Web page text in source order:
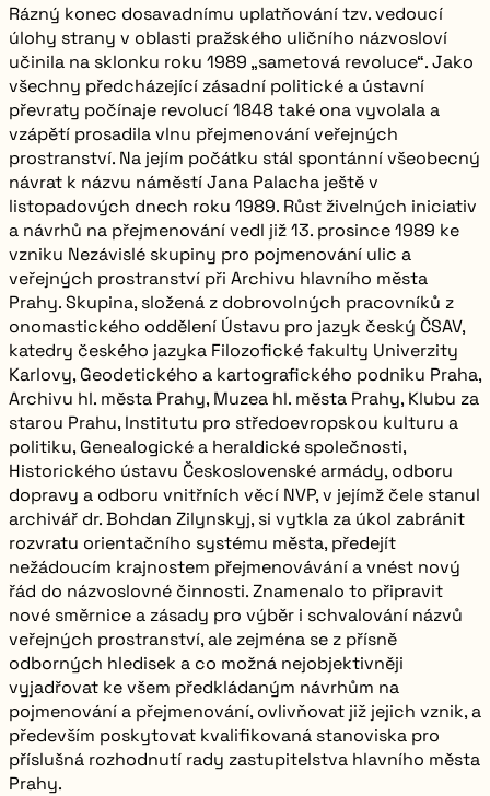
Rázný konec dosavadnímu uplatňování tzv. vedoucí
úlohy strany v oblasti pražského uličního názvosloví
učinila na sklonku roku 1989 „sametová revoluce“. Jako
všechny předcházející zásadní politické a ústavní
převraty počínaje revolucí 1848 také ona vyvolala a
vzápětí prosadila vlnu přejmenování veřejných
prostranství. Na jejím počátku stál spontánní všeobecný
návrat k názvu náměstí Jana Palacha ještě v
listopadových dnech roku 1989. Růst živelných iniciativ
a návrhů na přejmenování vedl již 13. prosince 1989 ke
vzniku Nezávislé skupiny pro pojmenování ulic a
veřejných prostranství při Archivu hlavního města
Prahy. Skupina, složená z dobrovolných pracovníků z
onomastického oddělení Ústavu pro jazyk český ČSAV,
katedry českého jazyka Filozofické fakulty Univerzity
Karlovy, Geodetického a kartografického podniku Praha,
Archivu hl. města Prahy, Muzea hl. města Prahy, Klubu za
starou Prahu, Institutu pro středoevropskou kulturu a
politiku, Genealogické a heraldické společnosti,
Historického ústavu Československé armády, odboru
dopravy a odboru vnitřních věcí NVP, v jejímž čele stanul
archivář dr. Bohdan Zilynskyj, si vytkla za úkol zabránit
rozvratu orientačního systému města, předejít
nežádoucím krajnostem přejmenovávání a vnést nový
řád do názvoslovné činnosti. Znamenalo to připravit
nové směrnice a zásady pro výběr i schvalování názvů
veřejných prostranství, ale zejména se z přísně
odborných hledisek a co možná nejobjektivněji
vyjadřovat ke všem předkládaným návrhům na
pojmenování a přejmenování, ovlivňovat již jejich vznik, a
především poskytovat kvalifikovaná stanoviska pro
příslušná rozhodnutí rady zastupitelstva hlavního města
Prahy.